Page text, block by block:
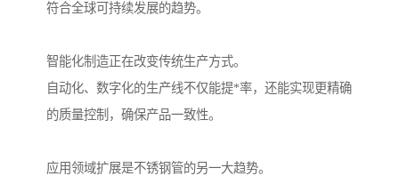
符合全球可持续发展的趋势。
智能化制造正在改变传统生产方式。
自动化、数字化的生产线不仅能提*率，还能实现更精确
的质量控制，确保产品一致性。
应用领域扩展是不锈钢管的另一大趋势。